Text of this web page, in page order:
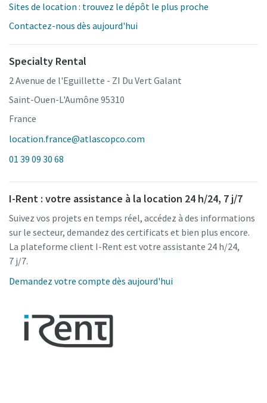
Sites de location : trouvez le dépôt le plus proche
Contactez-nous dès aujourd'hui
Specialty Rental
2 Avenue de l'Eguillette - ZI Du Vert Galant
Saint-Ouen-L'Aumône 95310
France
location.france@atlascopco.com
01 39 09 30 68
I-Rent : votre assistance à la location 24 h/24, 7 j/7
Suivez vos projets en temps réel, accédez à des informations
sur le secteur, demandez des certificats et bien plus encore.
La plateforme client I-Rent est votre assistante 24 h/24,
7 j/7.
Demandez votre compte dès aujourd'hui